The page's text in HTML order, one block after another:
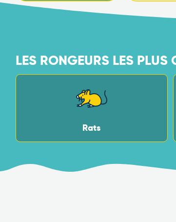
LES RONGEURS LES
Rats